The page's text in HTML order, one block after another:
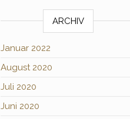
ARCHIV
Januar 2022
August 2020
Juli 2020
Juni 2020